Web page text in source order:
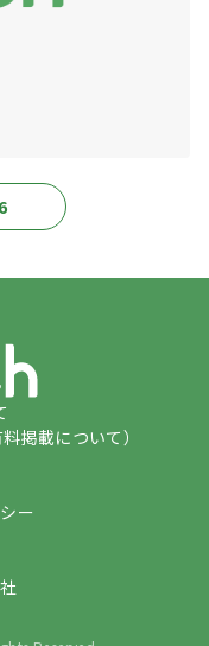
掲載について）
ー